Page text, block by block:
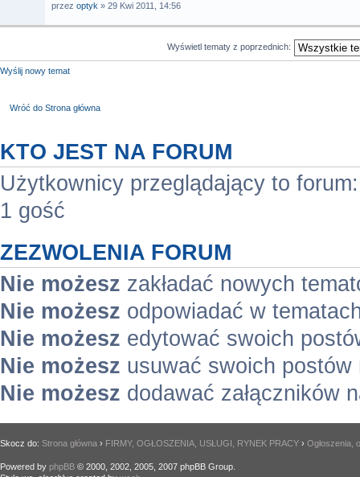
przez optyk » 29 Kwi 2011, 14:56
Wyświetl tematy z poprzednich:
Wyślij nowy temat
Wróć do Strona główna
KTO JEST NA FORUM
Użytkownicy przeglądający to
1 gość
ZEZWOLENIA FORUM
Nie możesz zakładać nowych
Nie możesz odpowiadać w
Nie możesz edytować swoich
Nie możesz usuwać swoich postów
Nie możesz dodawać załączników
Skocz do: Strona główna › FIRMY, OGŁOSZENIA, USŁUGI, RYNEK PRACY › Ogłoszenia,
Powered by phpBB © 2000, 2002, 2005, 2007 phpBB Group.